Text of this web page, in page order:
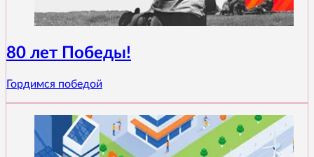
80 лет Победы!
Гордимся победой